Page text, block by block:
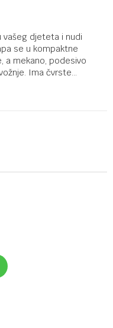
vašeg djeteta i nudi
se u kompaktne
a mekano, podesivo
Ima čvrste...